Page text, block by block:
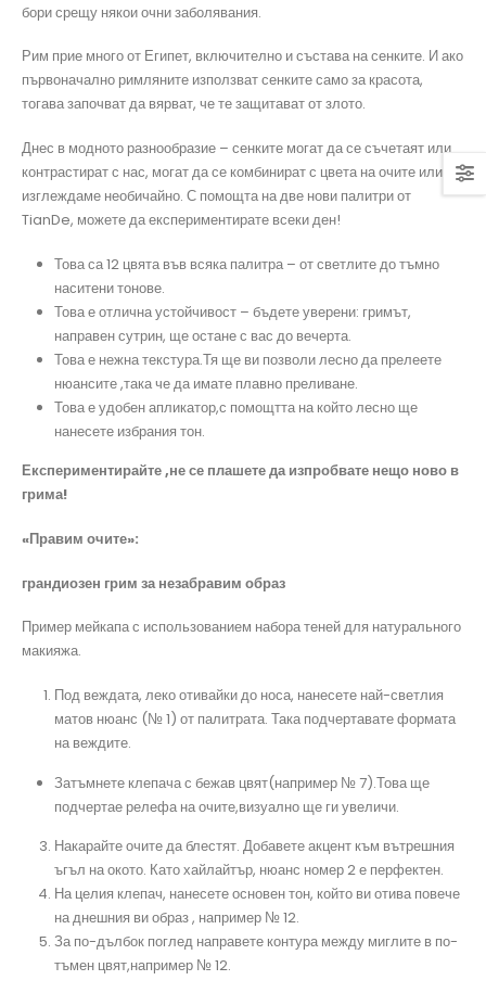
бори срещу някои очни заболявания.
Рим прие много от Египет, включително и състава на сенките. И ако
първоначално римляните използват сенките само за красота,
тогава започват да вярват, че те защитават от злото.
Днес в модното разнообразие – сенките могат да се съчетаят или
контрастират с нас, могат да се комбинират с цвета на очите или да
изглеждаме необичайно. С помощта на две нови палитри от
TianDe, можете да експериментирате всеки ден!
Това са 12 цвята във всяка палитра – от светлите до тъмно
наситени тонове.
Това е отлична устойчивост – бъдете уверени: гримът,
направен сутрин, ще остане с вас до вечерта.
Това е нежна текстура.Тя ще ви позволи лесно да прелеете
нюансите ,така че да имате плавно преливане.
Това е удобен апликатор,с помощтта на който лесно ще
нанесете избрания тон.
Експериментирайте ,не се плашете да изпробвате нещо ново в
грима!
«Правим очите»:
грандиозен грим за незабравим образ
Пример мейкапа с использованием набора теней для натурального
макияжа.
Под веждата, леко отивайки до носа, нанесете най-светлия
матов нюанс (№ 1) от палитрата. Така подчертавате формата
на веждите.
Затъмнете клепача с бежав цвят(например № 7).Това ще
подчертае релефа на очите,визуално ще ги увеличи.
Накарайте очите да блестят. Добавете акцент към вътрешния
ъгъл на окото. Като хайлайтър, нюанс номер 2 е перфектен.
На целия клепач, нанесете основен тон, който ви отива повече
на днешния ви образ , например № 12.
За по-дълбок поглед направете контура между миглите в по-
тъмен цвят,например № 12.